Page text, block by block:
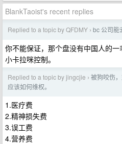
BlankTaoist's recent replies
Replied to a topic by QFDMY › bc 公司能
你不能保证，那个盘没有中国人的
小卡拉咪控制。
Replied to a topic by jingcjie › 被狗咬伤
应该如何维权。
1.医疗费
2.精神损失费
3.误工费
4.营养费